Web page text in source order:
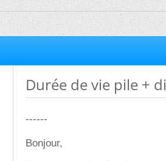
Durée de vie pile +
------
Bonjour,